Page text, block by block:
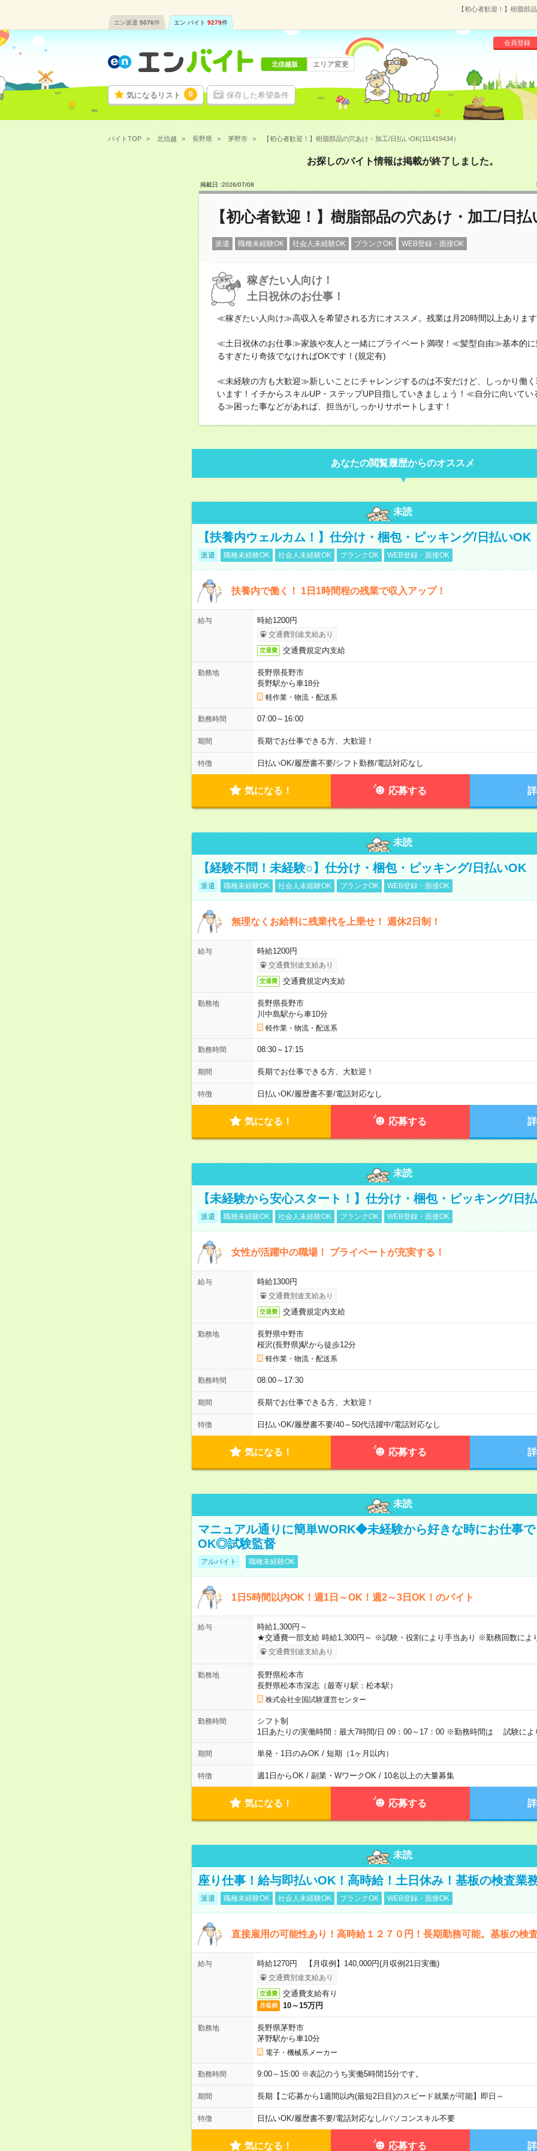
【初心者歓迎！】樹脂部
エン派遣 5076件 エン バイト 9279件
気になるリスト 0 保存した希望条件
会員登録
北信越版 エリア変更
バイトTOP 北信越 長野県 茅野市 【初心者歓迎！】樹脂部品の穴あけ・加工/日払いOK(111419434）
お探しのバイト情報は掲載が終了しました。
掲載日 :2026/07/08
【初心者歓迎！】樹脂部品の穴あけ・加工/日払
派遣 職種未経験OK 社会人未経験OK ブランクOK WEB登録・面接OK
稼ぎたい人向け！
土日祝休のお仕事！
≪稼ぎたい人向け≫高収入を希望される方にオススメ。残業は月20時間以上ありま
≪土日祝休のお仕事≫家族や友人と一緒にプライベート満喫！≪髪型自由≫基本的に
るすぎたり奇抜でなければOKです！(規定有)
≪未経験の方も大歓迎≫新しいことにチャレンジするのは不安だけど、しっかり働
います！イチからスキルUP・ステップUP目指していきましょう！≪自分に向いてい
る≫困った事などがあれば、担当がしっかりサポートします！
あなたの閲覧履歴からのオススメ
未読
【扶養内ウェルカム！】仕分け・梱包・ピッキング/日払いOK
派遣 職種未経験OK 社会人未経験OK ブランクOK WEB登録・面接OK
扶養内で働く！ 1日1時間程の残業で収入アップ！
給与 時給1200円
交通費別途支給あり
交通費 交通費規定内支給
勤務地
長野県長野市
長野駅から車18分
軽作業・物流・配送系
勤務時間 07:00～16:00
期間 長期でお仕事できる方、大歓迎！
特徴 日払いOK/履歴書不要/シフト勤務/電話対応なし
気になる！ 応募する
未読
【経験不問！未経験○】仕分け・梱包・ピッキング/日払いOK
派遣 職種未経験OK 社会人未経験OK ブランクOK WEB登録・面接OK
無理なくお給料に残業代を上乗せ！ 週休2日制！
給与 時給1200円
交通費別途支給あり
交通費 交通費規定内支給
勤務地
長野県長野市
川中島駅から車10分
軽作業・物流・配送系
勤務時間 08:30～17:15
期間 長期でお仕事できる方、大歓迎！
特徴 日払いOK/履歴書不要/電話対応なし
気になる！ 応募する
未読
【未経験から安心スタート！】仕分け・梱包・ピッキング/日
派遣 職種未経験OK 社会人未経験OK ブランクOK WEB登録・面接OK
女性が活躍中の職場！ プライベートが充実する！
給与 時給1300円
交通費別途支給あり
交通費 交通費規定内支給
勤務地
長野県中野市
桜沢(長野県)駅から徒歩12分
軽作業・物流・配送系
勤務時間 08:00～17:30
期間 長期でお仕事できる方、大歓迎！
特徴 日払いOK/履歴書不要/40～50代活躍中/電話対応なし
気になる！ 応募する
未読
マニュアル通りに簡単WORK◆未経験から好きな時にお仕事
OK◎試験監督
アルバイト 職種未経験OK
1日5時間以内OK！週1日～OK！週2～3日OK！のバイト
給与
時給1,300円～
★交通費一部支給 時給1,300円～ ※試験・役割により手当あり ※勤務回数によ
交通費別途支給あり
勤務地
長野県松本市
長野県松本市深志（最寄り駅：松本駅）
株式会社全国試験運営センター
勤務時間
シフト制
1日あたりの実働時間：最大7時間/日 09：00～17：00 ※勤務時間は 試験によ
期間 単発・1日のみOK / 短期（1ヶ月以内）
特徴 週1日からOK / 副業・WワークOK / 10名以上の大量募集
気になる！ 応募する
未読
座り仕事！給与即払いOK！高時給！土日休み！基板の検査業
派遣 職種未経験OK 社会人未経験OK ブランクOK WEB登録・面接OK
直接雇用の可能性あり！高時給１２７０円！長期勤務可能。基板の検
給与 時給1270円 【月収例】140,000円(月収例21日実働)
交通費別途支給あり
交通費 交通費支給有り
月収例 10～15万円
勤務地
長野県茅野市
茅野駅から車10分
電子・機械系メーカー
勤務時間 9:00～15:00 ※表記のうち実働5時間15分です。
期間 長期【ご応募から1週間以内(最短2日目)のスピード就業が可能】即日～
特徴 日払いOK/履歴書不要/電話対応なし/パソコンスキル不要
気になる！ 応募する